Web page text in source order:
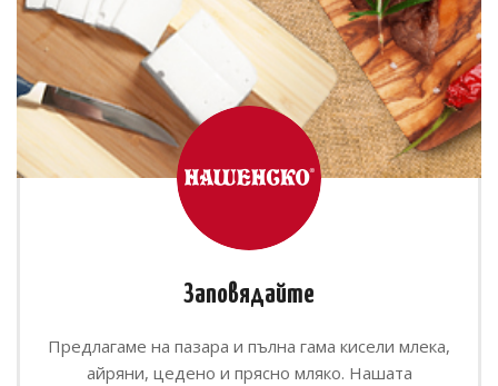
Заповядайте
Предлагаме на пазара и пълна гама кисели млека,
айряни, цедено и прясно мляко. Нашата